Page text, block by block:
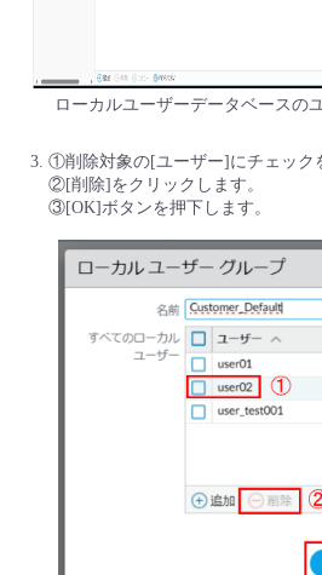
ローカルユーザーデータベースの
①削除対象の[ユーザー]にチェック
②[削除]をクリックします。
③[OK]ボタンを押下します。